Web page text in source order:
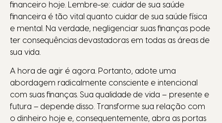
financeiro hoje. Lembre-se: cuidar de sua saúde
financeira é tão vital quanto cuidar de sua saúde física
e mental. Na verdade, negligenciar suas finanças pode
ter consequências devastadoras em todas as áreas de
sua vida.
A hora de agir é agora. Portanto, adote uma
abordagem radicalmente consciente e intencional
com suas finanças. Sua qualidade de vida – presente e
futura – depende disso. Transforme sua relação com
o dinheiro hoje e, consequentemente, abra as portas